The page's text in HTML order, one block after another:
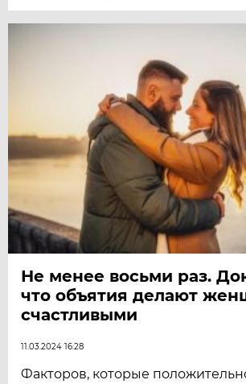
Не менее восьми раз.
что объятия делают
счастливыми
11.03.2024 16:28
Факторов, которые